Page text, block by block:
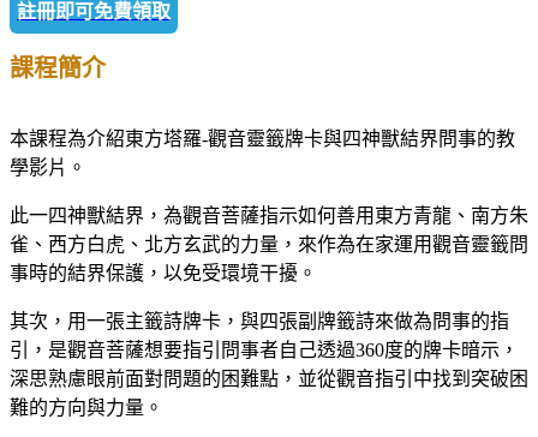
註冊即可免費領取
課程簡介
本課程為介紹東方塔羅-觀音靈籤牌卡與四神獸結界問事的教
學影片。
此一四神獸結界，為觀音菩薩指示如何善用東方青龍、南方朱
雀、西方白虎、北方玄武的力量，來作為在家運用觀音靈籤問
事時的結界保護，以免受環境干擾。
其次，用一張主籤詩牌卡，與四張副牌籤詩來做為問事的指
引，是觀音菩薩想要指引問事者自己透過360度的牌卡暗示，
深思熟慮眼前面對問題的困難點，並從觀音指引中找到突破困
難的方向與力量。